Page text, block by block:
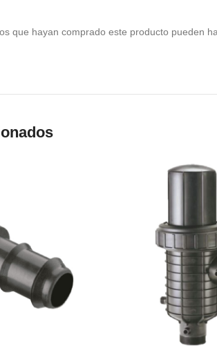
que hayan comprado este producto pueden